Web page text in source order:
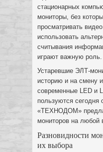
стационарных
мониторы, без
просматривать
использовать
считывания
играют важную роль.
Устаревшие ЭЛТ-
историю и на смену
современные LED и
пользуются
«ТЕХНОДОМ»
мониторов на любой
Разновидности
их выбора